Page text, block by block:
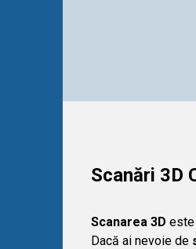
Scanări 3D
Scanarea 3D este
Dacă ai nevoie de